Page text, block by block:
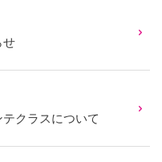
せ
クラスについて